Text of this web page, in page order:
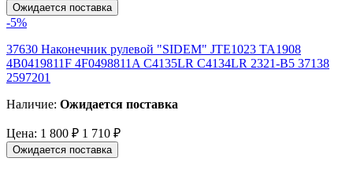
Ожидается поставка
-5%
37630 Наконечник рулевой "SIDEM" JTE1023 TA1908
4B0419811F 4F0498811A C4135LR C4134LR 2321-B5 37138
2597201
Наличие: Ожидается поставка
Цена: 1 800 ₽ 1 710 ₽
Ожидается поставка